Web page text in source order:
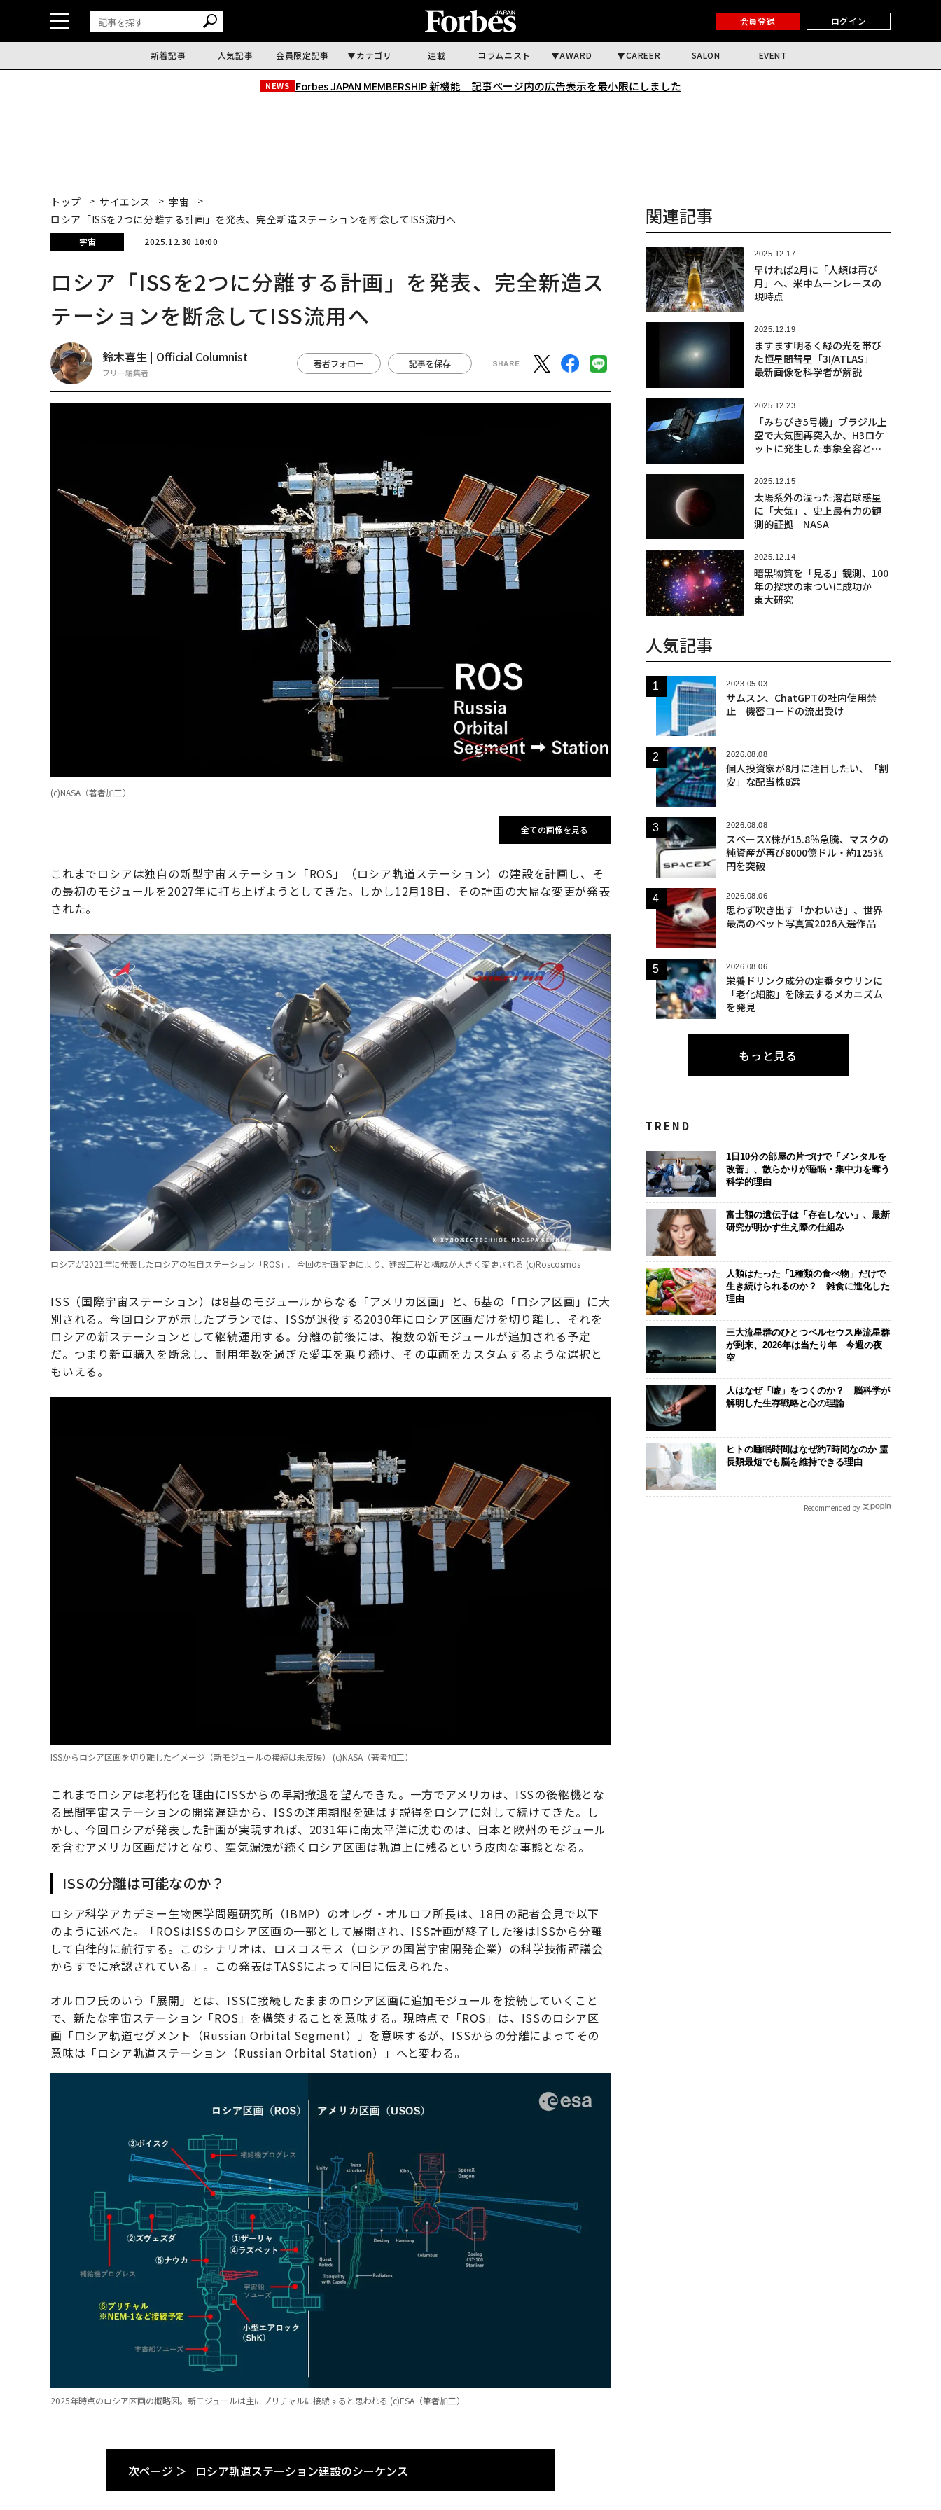
会員登録 ログイン
新着記事 人気記事 会員限定記事 カテゴリ 連載 コラムニスト AWARD CAREER SALON EVENT
NEWS Forbes JAPAN MEMBERSHIP 新機能｜ 記事ページ内の広告表示を最小限にしました
トップ サイエンス
宇宙
ロシア「ISSを2つに分離する計画」を発表、完全新造ステーションを断念してISS流用へ
宇宙 2025.12.30 10:00
ロシア「ISSを2つに分離する計画」を発表、完全新造ス
テーションを断念してISS流用へ
鈴木喜生 | Official Columnist
フリー編集者
著者フォロー 記事を保存
(c)NASA（著者加工）
全ての画像を見る
これまでロシアは独自の新型宇宙ステーション「ROS」（ロシア軌道ステーション）の建設を計画し、そ
の最初のモジュールを2027年に打ち上げようとしてきた。しかし12月18日、その計画の大幅な変更が発表
された。
ロシアが2021年に発表したロシアの独自ステーション「ROS」。今回の計画変更により、建設工程と構成が大きく変更される (c)Roscosmos
ISS（国際宇宙ステーション）は8基のモジュールからなる「アメリカ区画」と、6基の「ロシア区画」に大
別される。今回ロシアが示したプランでは、ISSが退役する2030年にロシア区画だけを切り離し、それを
ロシアの新ステーションとして継続運用する。分離の前後には、複数の新モジュールが追加される予定
だ。つまり新車購入を断念し、耐用年数を過ぎた愛車を乗り続け、その車両をカスタムするような選択と
もいえる。
ISSからロシア区画を切り離したイメージ（新モジュールの接続は未反映） (c)NASA（著者加工）
これまでロシアは老朽化を理由にISSからの早期撤退を望んできた。一方でアメリカは、ISSの後継機とな
る民間宇宙ステーションの開発遅延から、ISSの運用期限を延ばす説得をロシアに対して続けてきた。し
かし、今回ロシアが発表した計画が実現すれば、2031年に南太平洋に沈むのは、日本と欧州のモジュール
を含むアメリカ区画だけとなり、空気漏洩が続くロシア区画は軌道上に残るという皮肉な事態となる。
ISSの分離は可能なのか？
ロシア科学アカデミー生物医学問題研究所（IBMP）のオレグ・オルロフ所長は、18日の記者会見で以下
のように述べた。「ROSはISSのロシア区画の一部として展開され、ISS計画が終了した後はISSから分離
して自律的に航行する。このシナリオは、ロスコスモス（ロシアの国営宇宙開発企業）の科学技術評議会
からすでに承認されている」。この発表はTASSによって同日に伝えられた。
オルロフ氏のいう「展開」とは、ISSに接続したままのロシア区画に追加モジュールを接続していくこと
で、新たな宇宙ステーション「ROS」を構築することを意味する。現時点で「ROS」は、ISSのロシア区
画「ロシア軌道セグメント（Russian Orbital Segment）」を意味するが、ISSからの分離によってその
意味は「ロシア軌道ステーション（Russian Orbital Station）」へと変わる。
2025年時点のロシア区画の概略図。新モジュールは主にプリチャルに接続すると思われる (c)ESA（筆者加工）
次ページ ＞ ロシア軌道ステーション建設のシーケンス
関連記事
2025.12.17
早ければ2月に「人類は再び
月」へ、米中ムーンレースの
現時点
2025.12.19
ますます明るく緑の光を帯び
た恒星間彗星「3I/ATLAS」
最新画像を科学者が解説
2025.12.23
「みちびき5号機」ブラジル上
空で大気圏再突入か、H3ロケ
ットに発生した事象全容とそ
2025.12.15
太陽系外の湿った溶岩球惑星
に「大気」、史上最有力の観
測的証拠 NASA
2025.12.14
暗黒物質を「見る」観測、100
年の探求の末ついに成功か
東大研究
人気記事
2023.05.03
サムスン、ChatGPTの社内使用禁
止 機密コードの流出受け
2026.08.08
個人投資家が8月に注目したい、「割
安」な配当株8選
2026.08.08
スペースX株が15.8％急騰、マスクの
純資産が再び8000億ドル・約125兆
円を突破
2026.08.06
思わず吹き出す「かわいさ」、世界
最高のペット写真賞2026入選作品
2026.08.06
栄養ドリンク成分の定番タウリンに
「老化細胞」を除去するメカニズム
を発見
もっと見る
TREND
1日10分の部屋の片づけで「メンタルを
改善」、散らかりが睡眠・集中力を奪う
科学的理由
富士額の遺伝子は「存在しない」、最新
研究が明かす生え際の仕組み
人類はたった「1種類の食べ物」だけで
生き続けられるのか？ 雑食に進化した
理由
三大流星群のひとつペルセウス座流星群
が到来、2026年は当たり年 今週の夜
空
人はなぜ「嘘」をつくのか？ 脳科学が
解明した生存戦略と心の理論
ヒトの睡眠時間はなぜ約7時間なのか 霊
長類最短でも脳を維持できる理由
Recommended by